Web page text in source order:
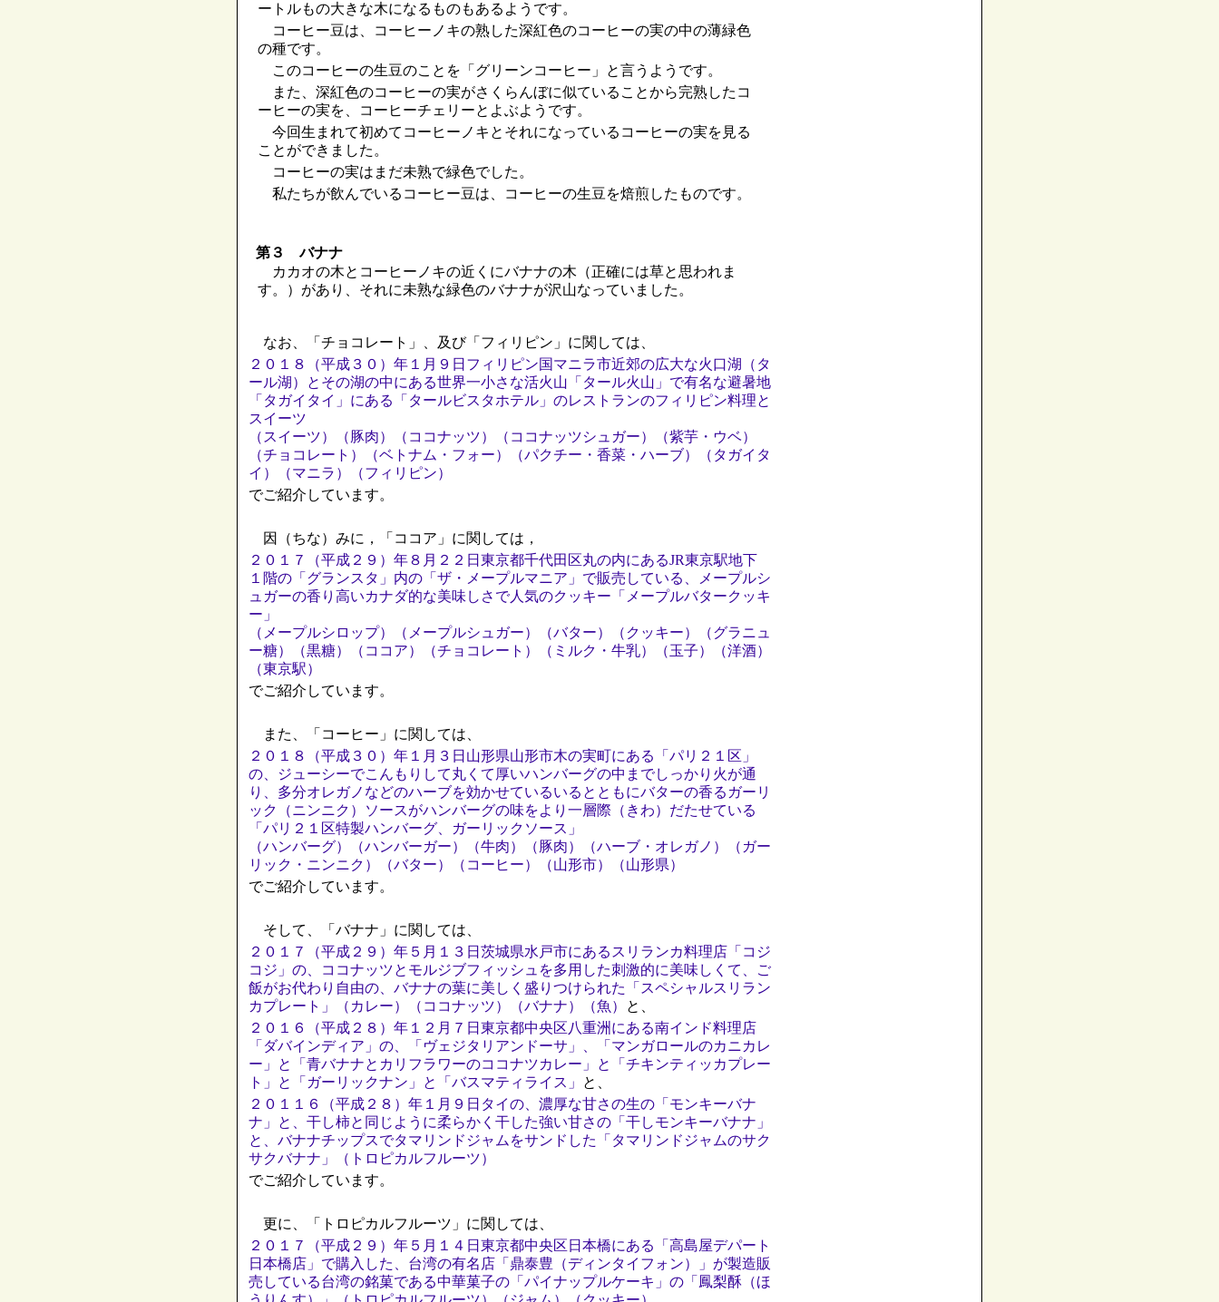
ートルもの大きな木になるものもあるようです。
コーヒー豆は、コーヒーノキの熟した深紅色のコーヒーの実の中の薄緑色
の種です。
このコーヒーの生豆のことを「グリーンコーヒー」と言うようです。
また、深紅色のコーヒーの実がさくらんぼに似ていることから完熟したコ
ーヒーの実を、コーヒーチェリーとよぶようです。
今回生まれて初めてコーヒーノキとそれになっているコーヒーの実を見る
ことができました。
コーヒーの実はまだ未熟で緑色でした。
私たちが飲んでいるコーヒー豆は、コーヒーの生豆を焙煎したものです。
第３ バナナ
カカオの木とコーヒーノキの近くにバナナの木（正確には草と思われま
す。）があり、それに未熟な緑色のバナナが沢山なっていました。
なお、「チョコレート」、及び「フィリピン」に関しては、
２０１８（平成３０）年１月９日フィリピン国マニラ市近郊の広大な火口湖（タ
ール湖）とその湖の中にある世界一小さな活火山「タール火山」で有名な避暑地
「タガイタイ」にある「タールビスタホテル」のレストランのフィリピン料理と
スイーツ
（スイーツ）（豚肉）（ココナッツ）（ココナッツシュガー）（紫芋・ウベ）
（チョコレート）（ベトナム・フォー）（パクチー・香菜・ハーブ）（タガイタ
イ）（マニラ）（フィリピン）
でご紹介しています。
因（ちな）みに，「ココア」に関しては，
２０１７（平成２９）年８月２２日東京都千代田区丸の内にあるJR東京駅地下
１階の「グランスタ」内の「ザ・メープルマニア」で販売している、メープルシ
ュガーの香り高いカナダ的な美味しさで人気のクッキー「メープルバタークッキ
ー」
（メープルシロップ）（メープルシュガー）（バター）（クッキー）（グラニュ
ー糖）（黒糖）（ココア）（チョコレート）（ミルク・牛乳）（玉子）（洋酒）
（東京駅）
でご紹介しています。
また、「コーヒー」に関しては、
２０１８（平成３０）年１月３日山形県山形市木の実町にある「パリ２１区」
の、ジューシーでこんもりして丸くて厚いハンバーグの中までしっかり火が通
り、多分オレガノなどのハーブを効かせているいるとともにバターの香るガーリ
ック（ニンニク）ソースがハンバーグの味をより一層際（きわ）だたせている
「パリ２１区特製ハンバーグ、ガーリックソース」
（ハンバーグ）（ハンバーガー）（牛肉）（豚肉）（ハーブ・オレガノ）（ガー
リック・ニンニク）（バター）（コーヒー）（山形市）（山形県）
でご紹介しています。
そして、「バナナ」に関しては、
２０１７（平成２９）年５月１３日茨城県水戸市にあるスリランカ料理店「コジ
コジ」の、ココナッツとモルジブフィッシュを多用した刺激的に美味しくて、ご
飯がお代わり自由の、バナナの葉に美しく盛りつけられた「スペシャルスリラン
カプレート」（カレー）（ココナッツ）（バナナ）（魚）
と、
２０１６（平成２８）年１２月７日東京都中央区八重洲にある南インド料理店
「ダバインディア」の、「ヴェジタリアンドーサ」、「マンガロールのカニカレ
ー」と「青バナナとカリフラワーのココナツカレー」と「チキンティッカプレー
ト」と「ガーリックナン」と「バスマティライス」
と、
２０１１６（平成２８）年１月９日タイの、濃厚な甘さの生の「モンキーバナ
ナ」と、干し柿と同じように柔らかく干した強い甘さの「干しモンキーバナナ」
と、バナナチップスでタマリンドジャムをサンドした「タマリンドジャムのサク
サクバナナ」（トロピカルフルーツ）
でご紹介しています。
更に、「トロピカルフルーツ」に関しては、
２０１７（平成２９）年５月１４日東京都中央区日本橋にある「高島屋デパート
日本橋店」で購入した、台湾の有名店「鼎泰豊（ディンタイフォン）」が製造販
売している台湾の銘菓である中華菓子の「パイナップルケーキ」の「鳳梨酥（ほ